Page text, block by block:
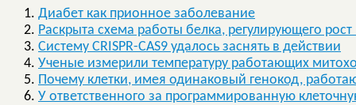
Диабет как прионное заболевание
Раскрыта схема работы белка, регулирующего
Систему CRISPR-CAS9 удалось заснять в действии
Ученые измерили температуру работающих
Почему клетки, имея одинаковый генокод,
У ответственного за программированную